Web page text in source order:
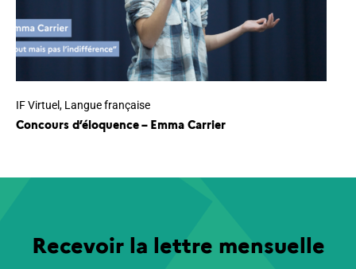
IF Virtuel, Langue française
Concours d’éloquence – Emma Carrier
Recevoir la lettre mensuelle